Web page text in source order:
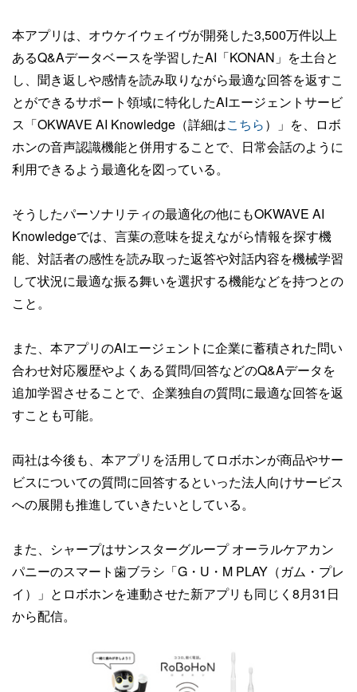
本アプリは、オウケイウェイヴが開発した3,500万件以上
あるQ&Aデータベースを学習したAI「KONAN」を土台と
し、聞き返しや感情を読み取りながら最適な回答を返すこ
とができるサポート領域に特化したAIエージェントサービ
ス「OKWAVE AI Knowledge（詳細はこちら）」を、ロボ
ホンの音声認識機能と併用することで、日常会話のように
利用できるよう最適化を図っている。
そうしたパーソナリティの最適化の他にもOKWAVE AI
Knowledgeでは、言葉の意味を捉えながら情報を探す機
能、対話者の感性を読み取った返答や対話内容を機械学習
して状況に最適な振る舞いを選択する機能などを持つとの
こと。
また、本アプリのAIエージェントに企業に蓄積された問い
合わせ対応履歴やよくある質問/回答などのQ&Aデータを
追加学習させることで、企業独自の質問に最適な回答を返
すことも可能。
両社は今後も、本アプリを活用してロボホンが商品やサー
ビスについての質問に回答するといった法人向けサービス
への展開も推進していきたいとしている。
また、シャープはサンスターグループ オーラルケアカン
パニーのスマート歯ブラシ「G・U・M PLAY（ガム・プレ
イ）」とロボホンを連動させた新アプリも同じく8月31日
から配信。